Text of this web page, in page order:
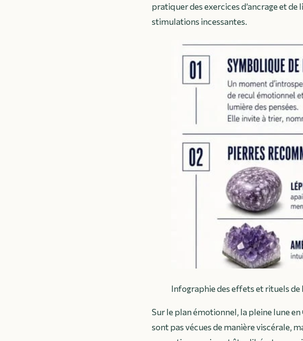
pratiquer des exercices d’ancrage et
stimulations incessantes.
Infographie des effets et rituels de
Sur le plan émotionnel, la pleine lune
sont pas vécues de manière viscérale,